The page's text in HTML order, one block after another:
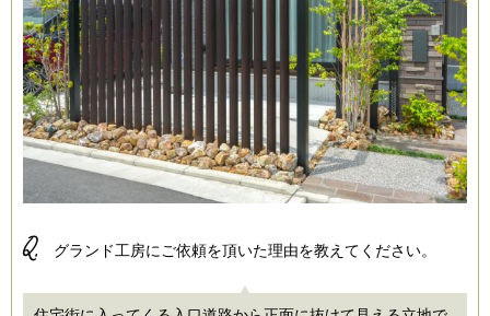
Q. グランド工房にご依頼を頂いた理由を教えてください。